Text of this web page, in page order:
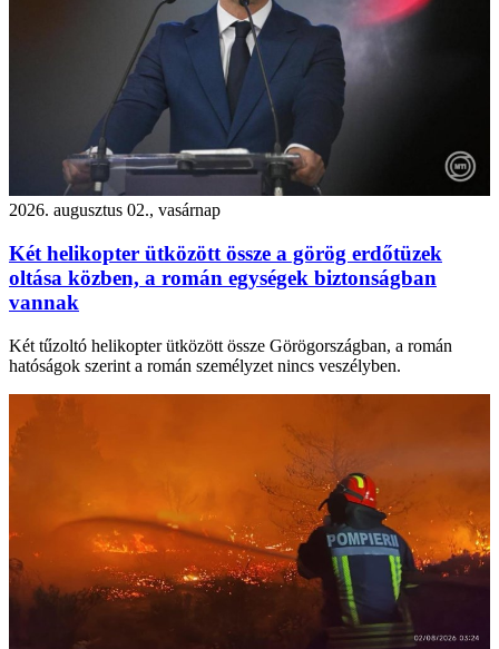
2026. augusztus 02., vasárnap
Két helikopter ütközött össze a görög erdőtüzek
oltása közben, a román egységek biztonságban
vannak
Két tűzoltó helikopter ütközött össze Görögországban, a román
hatóságok szerint a román személyzet nincs veszélyben.